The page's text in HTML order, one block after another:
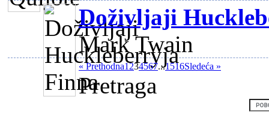
Doživljaji
Mark Twain
« Prethodna1234567...1516Sledeća »
Pretraga